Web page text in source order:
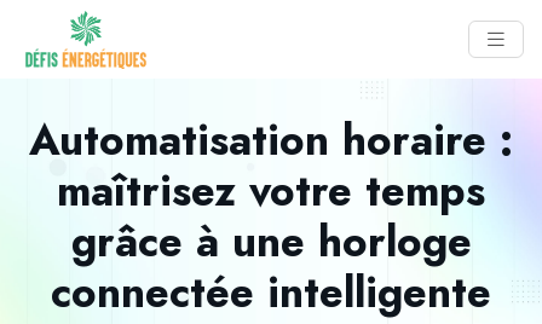
Automatisation horaire :
maîtrisez votre temps
grâce à une horloge
connectée intelligente